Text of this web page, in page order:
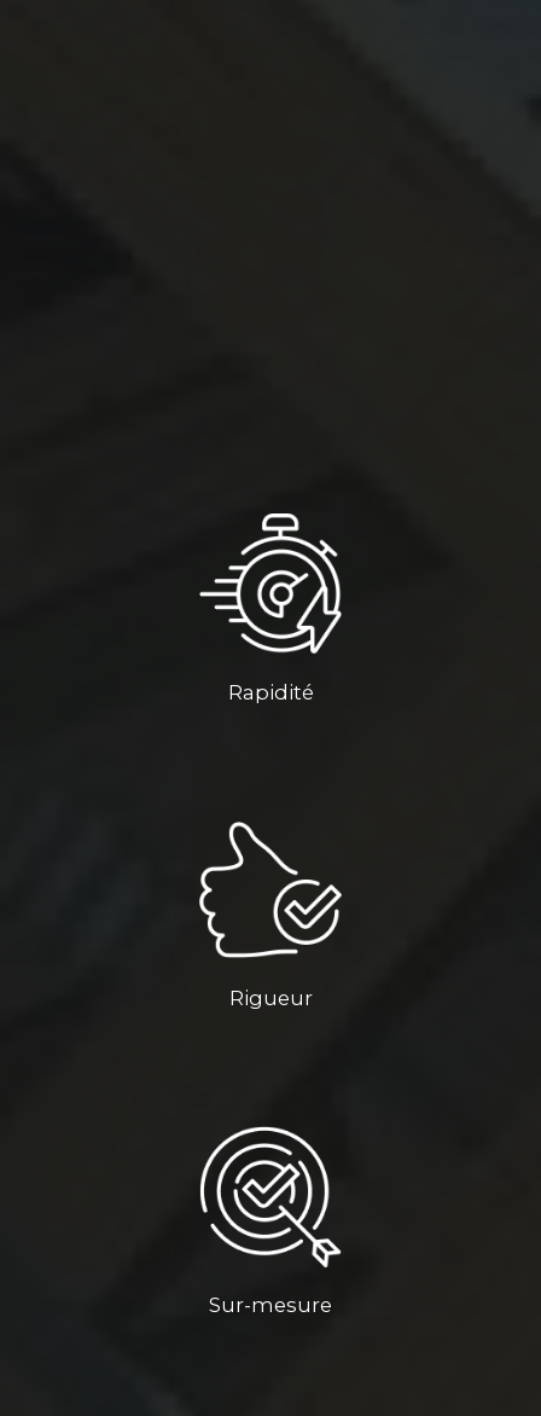
Rapidité
Rigueur
Sur-mesure